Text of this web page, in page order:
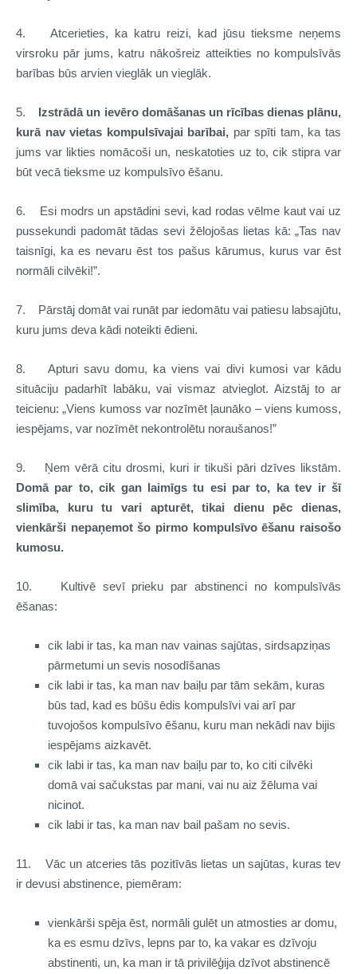
4. Atcerieties, ka katru reizi, kad jūsu tieksme neņems
virsroku pār jums, katru nākošreiz atteikties no kompulsīvās
barības būs arvien vieglāk un vieglāk.
5. Izstrādā un ievēro domāšanas un rīcības dienas plānu,
kurā nav vietas kompulsīvajai barībai, par spīti tam, ka tas
jums var likties nomācoši un, neskatoties uz to, cik stipra var
būt vecā tieksme uz kompulsīvo ēšanu.
6. Esi modrs un apstādini sevi, kad rodas vēlme kaut vai uz
pussekundi padomāt tādas sevi žēlojošas lietas kā: „Tas nav
taisnīgi, ka es nevaru ēst tos pašus kārumus, kurus var ēst
normāli cilvēki!”.
7. Pārstāj domāt vai runāt par iedomātu vai patiesu labsajūtu,
kuru jums deva kādi noteikti ēdieni.
8. Apturi savu domu, ka viens vai divi kumosi var kādu
situāciju padarhīt labāku, vai vismaz atvieglot. Aizstāj to ar
teicienu: „Viens kumoss var nozīmēt ļaunāko – viens kumoss,
iespējams, var nozīmēt nekontrolētu noraušanos!”
9. Ņem vērā citu drosmi, kuri ir tikuši pāri dzīves likstām.
Domā par to, cik gan laimīgs tu esi par to, ka tev ir šī
slimība, kuru tu vari apturēt, tikai dienu pēc dienas,
vienkārši nepaņemot šo pirmo kompulsīvo ēšanu raisošo
kumosu.
10. Kultivē sevī prieku par abstinenci no kompulsīvās
ēšanas:
cik labi ir tas, ka man nav vainas sajūtas, sirdsapziņas
pārmetumi un sevis nosodīšanas
cik labi ir tas, ka man nav baiļu par tām sekām, kuras
būs tad, kad es būšu ēdis kompulsīvi vai arī par
tuvojošos kompulsīvo ēšanu, kuru man nekādi nav bijis
iespējams aizkavēt.
cik labi ir tas, ka man nav baiļu par to, ko citi cilvēki
domā vai sačukstas par mani, vai nu aiz žēluma vai
nicinot.
cik labi ir tas, ka man nav bail pašam no sevis.
11. Vāc un atceries tās pozitīvās lietas un sajūtas, kuras tev
ir devusi abstinence, piemēram:
vienkārši spēja ēst, normāli gulēt un atmosties ar domu,
ka es esmu dzīvs, lepns par to, ka vakar es dzīvoju
abstinenti, un, ka man ir tā privilēģija dzīvot abstinencē